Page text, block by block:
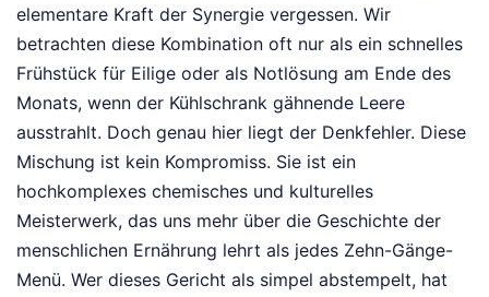
elementare Kraft der Synergie vergessen. Wir
betrachten diese Kombination oft nur als ein schnelles
Frühstück für Eilige oder als Notlösung am Ende des
Monats, wenn der Kühlschrank gähnende Leere
ausstrahlt. Doch genau hier liegt der Denkfehler. Diese
Mischung ist kein Kompromiss. Sie ist ein
hochkomplexes chemisches und kulturelles
Meisterwerk, das uns mehr über die Geschichte der
menschlichen Ernährung lehrt als jedes Zehn-Gänge-
Menü. Wer dieses Gericht als simpel abstempelt, hat